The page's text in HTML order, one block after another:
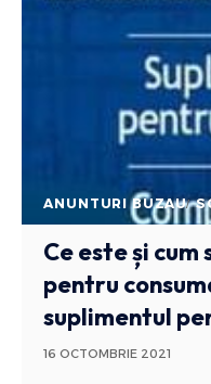
ANUNTURI BUZAU
Ce este și
pentru
suplimentul
16 OCTOMBRIE 2021